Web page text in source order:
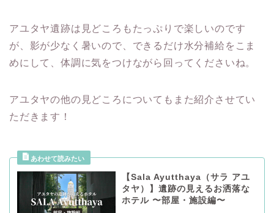
アユタヤ遺跡は見どころもたっぷりで楽しいのです
が、影が少なく暑いので、できるだけ水分補給をこま
めにして、体調に気をつけながら回ってくださいね。
アユタヤの他の見どころについてもまた紹介させてい
ただきます！
【Sala Ayutthaya（サラ アユ
タヤ）】遺跡の見えるお洒落な
ホテル 〜部屋・施設編〜